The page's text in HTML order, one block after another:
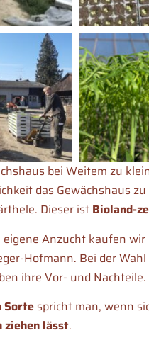
bei Weitem zu
das Gewächshaus
Dieser ist Bioland-
Anzucht kaufen wir
Hofmann. Bei der
ihre Vor- und Nachteile.
Sorte spricht man, wenn
ziehen lässt.